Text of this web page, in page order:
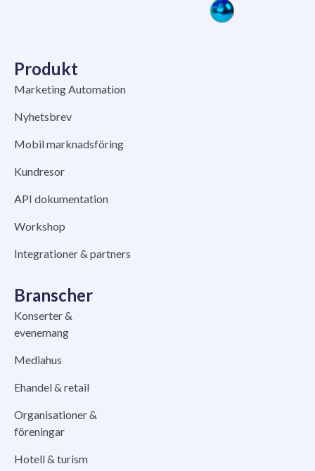
Produkt
Marketing Automation
Nyhetsbrev
Mobil marknadsföring
Kundresor
API dokumentation
Workshop
Integrationer & partners
Branscher
Konserter &
evenemang
Mediahus
Ehandel & retail
Organisationer &
föreningar
Hotell & turism